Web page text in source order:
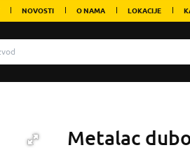
NOVOSTI O NAMA LOKACIJE
Metalac